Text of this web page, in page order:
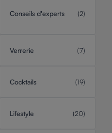
Conseils d'experts (2)
Verrerie (7)
Cocktails (19)
Lifestyle (20)